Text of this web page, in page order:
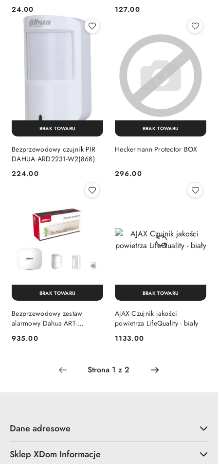
Cena:
24.00 Cena:
127.00
Bezprzewodowy czujnik PIR
DAHUA ARD2231-W2(868)
Cena:
224.00
BRAK TOWARU
Heckermann Protector BOX
Cena:
296.00
BRAK TOWARU
Bezprzewodowy zestaw
alarmowy Dahua ART-
Cena:
935.00
BRAK TOWARU
AJAX Czujnik jakości
powietrza LifeQuality - biały
Cena:
1133.00
BRAK TOWARU
Dane adresowe
Sklep XDom Informacje